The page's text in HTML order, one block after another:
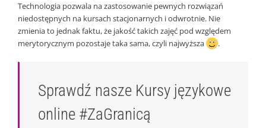
Technologia pozwala na zastosowanie pewnych rozwiązań
niedostępnych na kursach stacjonarnych i odwrotnie. Nie
zmienia to jednak faktu, że jakość takich zajęć pod względem
merytorycznym pozostaje taka sama, czyli najwyższa
.
Sprawdź nasze Kursy językowe
online #ZaGranicą